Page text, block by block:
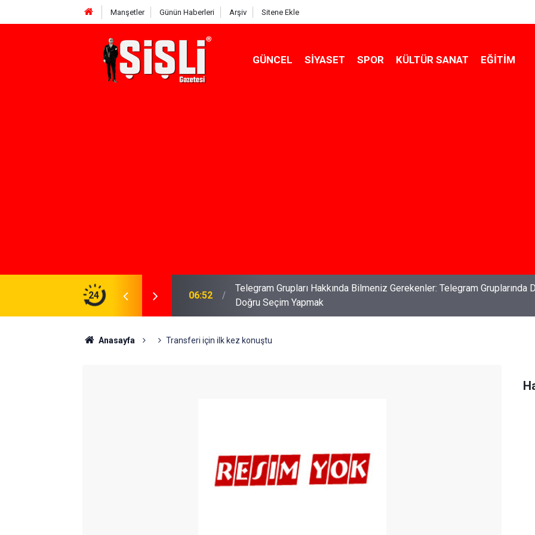
Manşetler Günün Haberleri Arşiv Sitene Ekle
GÜNCEL SIYASET SPOR KÜLTÜR SANAT EĞITIM
24
Gerekenler: Telegram Gruplarında Daha
04:43 İş Davaları: Haklarınızı Bilmek ve Koruma Altına Almak
Anasayfa Transferi için ilk kez konuştu